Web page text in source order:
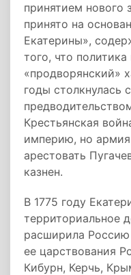
принятием нового
принято на
Екатерины»,
того, что
«продворянский»
годы столкнулась
Крестьянская
империю, но армия
арестовать
казнен.
В 1775 году
территориальное
расширила Россию
ее царствования
Кибурн, Керчь,